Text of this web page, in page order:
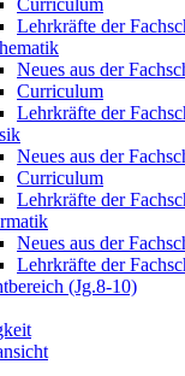
Curriculum
Lehrkräfte der
Neues aus der
Curriculum
Lehrkräfte der
Neues aus der
Curriculum
Lehrkräfte der
Neues aus der
Lehrkräfte der
(Jg.8-10)